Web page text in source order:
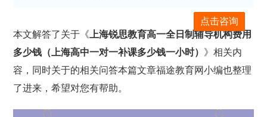
点击咨询
本文解答了关于《 上海锐思教育高一全日制辅导机构费用
多少钱（上海高中一对一补课多少钱一小时） 》相关内
容，同时关于的相关问答本篇文章福途教育网小编也整理
了进来，希望对您有帮助。